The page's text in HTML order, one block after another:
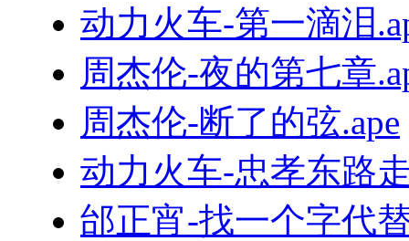
动力火车-第一滴泪
周杰伦-夜的第七章
周杰伦-断了的弦.ape
动力火车-忠孝东路
邰正宵-找一个字代